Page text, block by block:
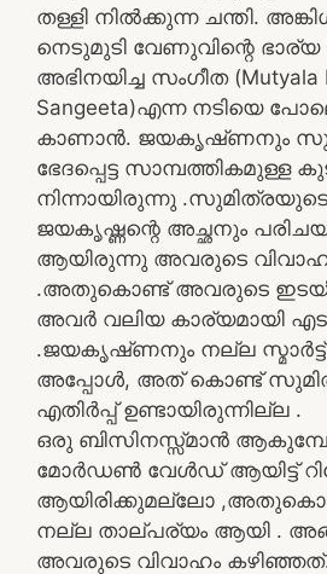
തള്ളി നിൽക്കുന്ന ചന്തി.
നെടുമുടി വേണുവിന്റെ ഭാര്യ
അഭിനയിച്ച സംഗീത (Mutyala
Sangeeta)എന്ന നടിയെ
കാണാൻ. ജയകൃഷ്‌ണനും
ഭേദപ്പെട്ട സാമ്പത്തികമുള്ള
നിന്നായിരുന്നു
ജയകൃഷ്ണന്റെ അച്ഛനും
ആയിരുന്നു അവരുടെ
.അതുകൊണ്ട് അവരുടെ
അവർ വലിയ കാര്യമായി
.ജയകൃഷ്‌ണനും നല്ല
അപ്പോൾ, അത് കൊണ്ട്
എതിർപ്പ് ഉണ്ടായിരുന്നില്ല .
ഒരു ബിസിനസ്സ്മാൻ
മോർഡൺ വേൾഡ് ആയിട്ട്
ആയിരിക്കുമല്ലോ
നല്ല താല്പര്യം ആയി .
അവരുടെ വിവാഹം